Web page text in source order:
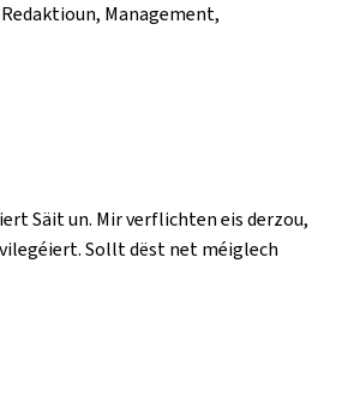
Management,
Säit un. Mir verflichten eis derzou,
Sollt dëst net méiglech